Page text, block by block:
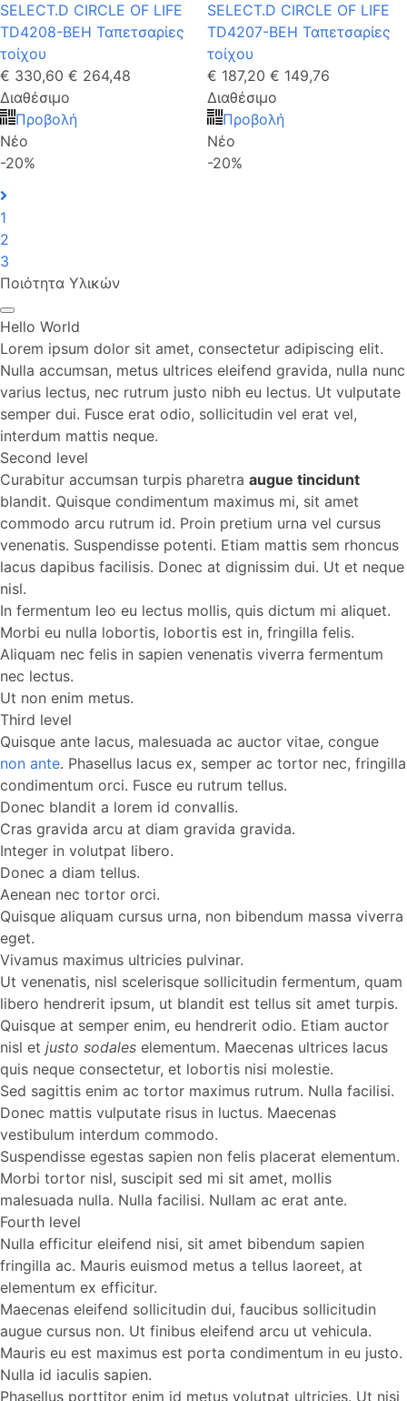
SELECT.D CIRCLE OF LIFE
TD4208-BEH Ταπετσαρίες
τοίχου
€ 330,60 € 264,48
Διαθέσιμο
Προβολή
Νέο
-20%
SELECT.D CIRCLE OF LIFE
TD4207-BEH Ταπετσαρίες
τοίχου
€ 187,20 € 149,76
Διαθέσιμο
Προβολή
Νέο
-20%
1
2
3
Ποιότητα Υλικών
Hello World
Lorem ipsum dolor sit amet, consectetur adipiscing elit.
Nulla accumsan, metus ultrices eleifend gravida, nulla nunc
varius lectus, nec rutrum justo nibh eu lectus. Ut vulputate
semper dui. Fusce erat odio, sollicitudin vel erat vel,
interdum mattis neque.
Second level
Curabitur accumsan turpis pharetra augue tincidunt
blandit. Quisque condimentum maximus mi, sit amet
commodo arcu rutrum id. Proin pretium urna vel cursus
venenatis. Suspendisse potenti. Etiam mattis sem rhoncus
lacus dapibus facilisis. Donec at dignissim dui. Ut et neque
nisl.
In fermentum leo eu lectus mollis, quis dictum mi aliquet.
Morbi eu nulla lobortis, lobortis est in, fringilla felis.
Aliquam nec felis in sapien venenatis viverra fermentum
nec lectus.
Ut non enim metus.
Third level
Quisque ante lacus, malesuada ac auctor vitae, congue
non ante. Phasellus lacus ex, semper ac tortor nec, fringilla
condimentum orci. Fusce eu rutrum tellus.
Donec blandit a lorem id convallis.
Cras gravida arcu at diam gravida gravida.
Integer in volutpat libero.
Donec a diam tellus.
Aenean nec tortor orci.
Quisque aliquam cursus urna, non bibendum massa viverra
eget.
Vivamus maximus ultricies pulvinar.
Ut venenatis, nisl scelerisque sollicitudin fermentum, quam
libero hendrerit ipsum, ut blandit est tellus sit amet turpis.
Quisque at semper enim, eu hendrerit odio. Etiam auctor
nisl et justo sodales elementum. Maecenas ultrices lacus
quis neque consectetur, et lobortis nisi molestie.
Sed sagittis enim ac tortor maximus rutrum. Nulla facilisi.
Donec mattis vulputate risus in luctus. Maecenas
vestibulum interdum commodo.
Suspendisse egestas sapien non felis placerat elementum.
Morbi tortor nisl, suscipit sed mi sit amet, mollis
malesuada nulla. Nulla facilisi. Nullam ac erat ante.
Fourth level
Nulla efficitur eleifend nisi, sit amet bibendum sapien
fringilla ac. Mauris euismod metus a tellus laoreet, at
elementum ex efficitur.
Maecenas eleifend sollicitudin dui, faucibus sollicitudin
augue cursus non. Ut finibus eleifend arcu ut vehicula.
Mauris eu est maximus est porta condimentum in eu justo.
Nulla id iaculis sapien.
Phasellus porttitor enim id metus volutpat ultricies. Ut nisi